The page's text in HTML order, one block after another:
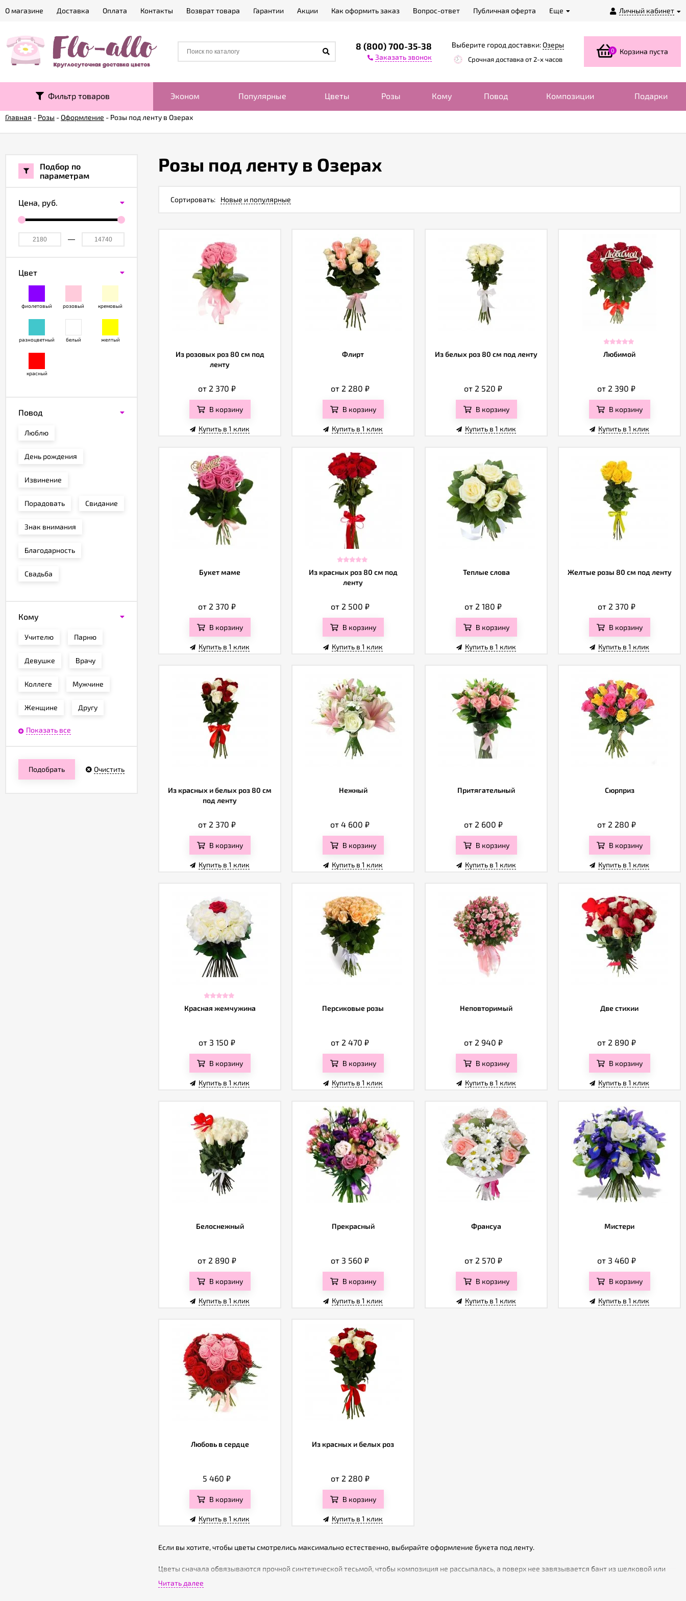
Личный кабинет
О магазине Доставка Оплата Контакты Возврат товара Гарантии Акции Как оформить заказ Вопрос-ответ Публичная оферта Еще
8 (800) 700-35-38
Заказать звонок
Выберите город доставки:Озеры
Срочная доставка от 2-х часов
0 Корзина пуста
Фильтр товаров Эконом Популярные Цветы Розы Кому Повод Композиции Подарки
Главная - Розы -Оформление - Розы под ленту в Озерах
Розы под ленту в Озерах
Сортировать: Новые и популярные
Из розовых роз 80 см под
ленту
от 2 370 ₽
В корзину
Купить в 1 клик
Флирт
от 2 280 ₽
В корзину
Купить в 1 клик
Из белых роз 80 см под ленту
от 2 520 ₽
В корзину
Купить в 1 клик
Любимой
от 2 390 ₽
В корзину
Купить в 1 клик
Букет маме
от 2 370 ₽
В корзину
Купить в 1 клик
Из красных роз 80 см под
ленту
от 2 500 ₽
В корзину
Купить в 1 клик
Теплые слова
от 2 180 ₽
В корзину
Купить в 1 клик
Желтые розы 80 см под ленту
от 2 370 ₽
В корзину
Купить в 1 клик
Из красных и белых роз 80 см
под ленту
от 2 370 ₽
В корзину
Купить в 1 клик
Нежный
от 4 600 ₽
В корзину
Купить в 1 клик
Притягательный
от 2 600 ₽
В корзину
Купить в 1 клик
Сюрприз
от 2 280 ₽
В корзину
Купить в 1 клик
Красная жемчужина
от 3 150 ₽
В корзину
Купить в 1 клик
Персиковые розы
от 2 470 ₽
В корзину
Купить в 1 клик
Неповторимый
от 2 940 ₽
В корзину
Купить в 1 клик
Две стихии
от 2 890 ₽
В корзину
Купить в 1 клик
Белоснежный
от 2 890 ₽
В корзину
Купить в 1 клик
Прекрасный
от 3 560 ₽
В корзину
Купить в 1 клик
Франсуа
от 2 570 ₽
В корзину
Купить в 1 клик
Мистери
от 3 460 ₽
В корзину
Купить в 1 клик
Любовь в сердце
5 460 ₽
В корзину
Купить в 1 клик
Из красных и белых роз
от 2 280 ₽
В корзину
Купить в 1 клик
Если вы хотите, чтобы цветы смотрелись максимально естественно, выбирайте оформление букета под ленту.
Цветы сначала обвязываются прочной синтетической тесьмой, чтобы композиция не рассыпалась, а поверх нее завязывается бант из шелковой или
атласной ленты.
Читать далее
Подбор по
параметрам
Цена, руб.
Цвет
фиолетовый розовый кремовый
разноцветный белый желтый
красный
Повод
Люблю
День рождения
Извинение
Порадовать Свидание
Знак внимания
Благодарность
Свадьба
Кому
Учителю Парню
Девушке Врачу
Коллеге Мужчине
Женщине Другу
Показать все
Подобрать Очистить